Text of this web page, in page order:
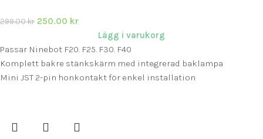
299.00kr 250.00 kr
Lägg i varukorg
Passar Ninebot F20. F25. F30. F40
Komplett bakre stänkskärm med integrerad baklampa
Mini JST 2-pin honkontakt för enkel installation